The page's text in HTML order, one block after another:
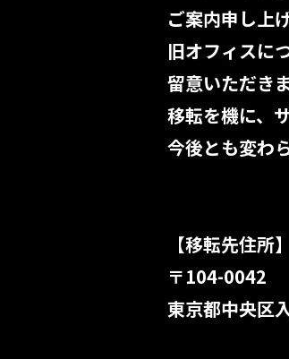
ご案内申し上
旧オフィスに
留意いただき
移転を機に、
今後とも変わ
【移転先住所】
〒104-0042
東京都中央区